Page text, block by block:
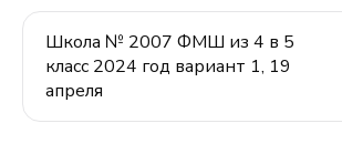
Школа № 2007 ФМШ из 4 в 5
класс 2024 год вариант 1, 19
апреля